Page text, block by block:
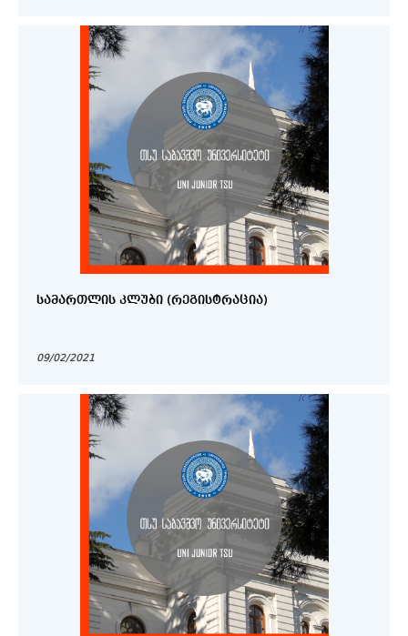
ᲡᲐᲛᲐᲠᲗᲚᲘᲡ ᲙᲚᲣᲑᲘ (ᲠᲔᲒᲘᲡᲢᲠᲐᲪᲘᲐ)
09/02/2021